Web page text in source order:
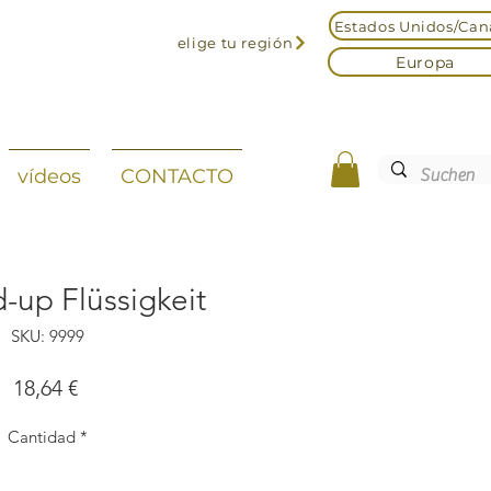
elige tu región
Estados Unidos/
Europa
vídeos CONTACTO
up Flüssigkeit
SKU: 9999
18,64 €Precio
Cantidad *